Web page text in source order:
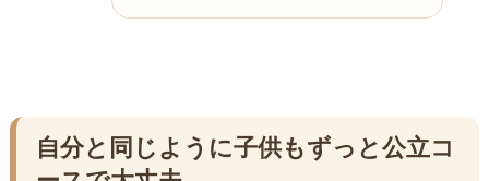
自分と同じように子供もずっと公立コ